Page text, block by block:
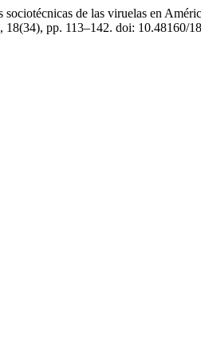
de las viruelas en
, 18(34), pp. 113–142. doi: 10.48160/